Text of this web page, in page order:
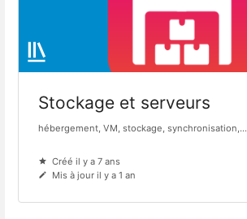
Stockage et serveurs
hébergement, VM, stockage, synchronisation,...
Créé il y a 7 ans
Mis à jour il y a 1 an